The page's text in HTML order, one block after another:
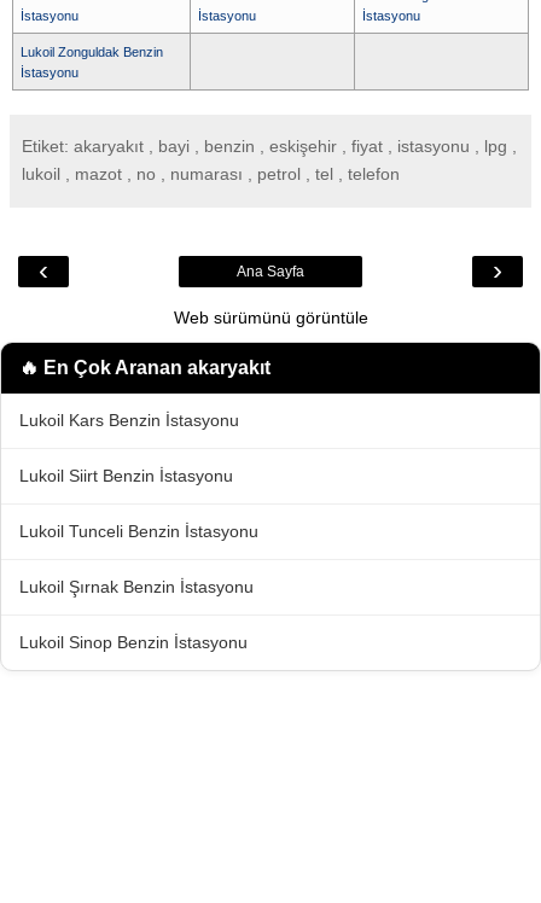
İstasyonu
İstasyonu
İstasyonu
Lukoil Zonguldak Benzin
İstasyonu
Etiket: akaryakıt , bayi , benzin , eskişehir , fiyat , istasyonu , lpg ,
lukoil , mazot , no , numarası , petrol , tel , telefon
‹ ›
Ana Sayfa
Web sürümünü görüntüle
🔥 En Çok Aranan akaryakıt
Lukoil Kars Benzin İstasyonu
Lukoil Siirt Benzin İstasyonu
Lukoil Tunceli Benzin İstasyonu
Lukoil Şırnak Benzin İstasyonu
Lukoil Sinop Benzin İstasyonu